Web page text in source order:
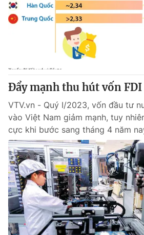
VTV Sức khoẻ Bất
Thị trường 24h
VTV4 Vươn
VTV9
Liên hệ tòa soạn English
THỜI BÁO VTV
Theo dõi báo trên
Đẩy mạnh thu hút vốn
VTV.vn - Quý I/2023, vốn đầu tư
vào Việt Nam giảm mạnh, tuy
cực khi bước sang tháng 4 năm